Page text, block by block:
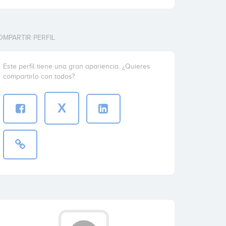
PERFIL
Este perfil tiene una gran apariencia. ¿Quieres
compartirlo con todos?
X